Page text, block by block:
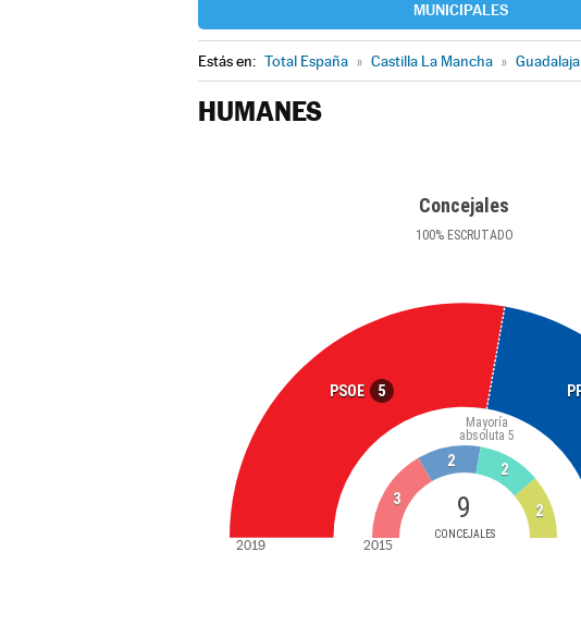
MUNICIPALES
Estás en: Total España » Castilla La Mancha »
HUMANES
Concejales
100%ESCRUTADO
PSOE 5
9
CONCEJALES
Mayoría
absoluta 5
3
2
2
2
2019 2015